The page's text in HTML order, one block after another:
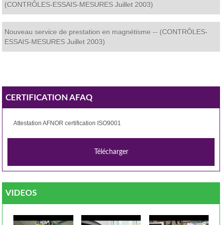
(CONTRÔLES-ESSAIS-MESURES Juillet 2003)
Nouveau service de prestation en magnétisme -- (CONTRÔLES-
ESSAIS-MESURES Juillet 2003)
CERTIFICATION AFAQ
Attestation AFNOR certification ISO9001
VIDEOS